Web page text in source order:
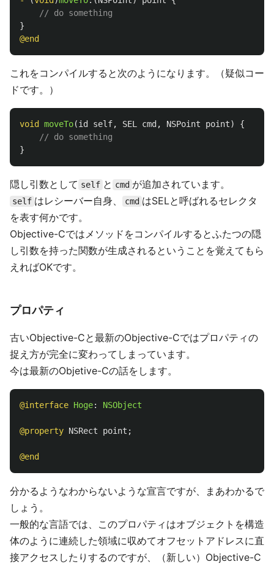
// do something
}
@end
これをコンパイルすると次のようになります。（疑似コー
ドです。）
void moveTo(id self, SEL cmd , NSPoint point)
{
// do something
}
隠し引数として self と cmd が追加されています。
self はレシーバー自身、 cmd はSELと呼ばれるセレクタ
を表す何かです。
Objective-Cではメソッドをコンパイルするとふたつの隠
し引数を持った関数が生成されるということを覚えてもら
えればOKです。
プロパティ
古いObjective-Cと最新のObjective-Cではプロパティの
捉え方が完全に変わってしまっています。
今は最新のObjetive-Cの話をします。
@interface Hoge: NSObject
@property NSRect point ;
@end
分かるようなわからないような宣言ですが、まあわかるで
しょう。
一般的な言語では、このプロパティはオブジェクトを構造
体のように連続した領域に収めてオフセットアドレスに直
接アクセスしたりするのですが、（新しい）Objective-C